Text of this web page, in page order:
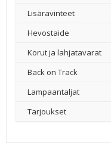
Lisäravinteet
Hevostaide
Korut ja lahjatavarat
Back on Track
Lampaantaljat
Tarjoukset